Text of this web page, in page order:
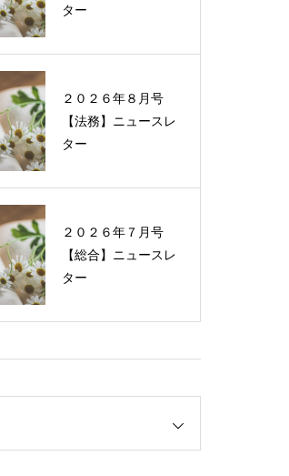
ター
２０２６年８月号
【法務】ニュースレ
ター
２０２６年７月号
【総合】ニュースレ
ター